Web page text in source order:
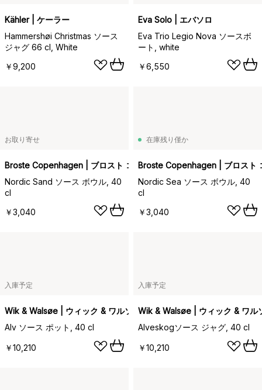
Kähler | ケーラー
Hammershøi Christmas ソース
ジャグ 66 cl, White
￥9,200
Eva Solo | エバソロ
Eva Trio Legio Nova ソースボ
ート, white
￥6,550
お取り寄せ
Broste Copenhagen | ブロスト コペンハーゲン
Nordic Sand ソース ボウル, 40
cl
￥3,040
在庫残り僅か
Broste Copenhagen | ブロスト
Nordic Sea ソース ボウル, 40
cl
￥3,040
入庫予定
Wik & Walsøe | ウィック & ワルソー
Alv ソース ポット, 40 cl
￥10,210
入庫予定
Wik & Walsøe | ウィック & ワル
Alveskogソース ジャグ, 40 cl
￥10,210